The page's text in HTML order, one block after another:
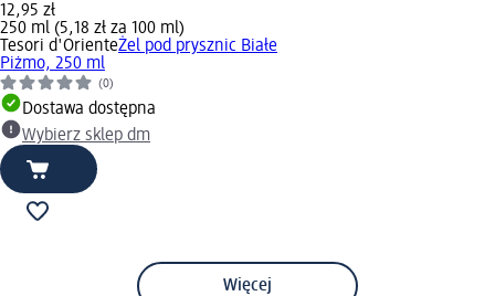
12,95 zł
250 ml (5,18 zł za 100 ml)
Tesori d'OrienteŻel pod prysznic Białe
Piżmo, 250 ml
(0)
Dostawa dostępna
Wybierz sklep dm
Więcej